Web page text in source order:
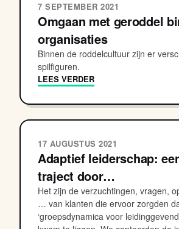
7 SEPTEMBER 2021
Omgaan met geroddel
organisaties
Binnen de roddelcultuur zijn er
spilfiguren.
LEES VERDER
17 AUGUSTUS 2021
Adaptief leiderschap:
traject door…
Het zijn de verzuchtingen, vragen,
… van klanten die ervoor zorgden
‘groepsdynamica voor